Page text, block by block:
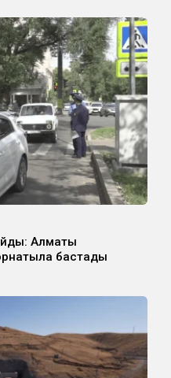
Алматы
бастады